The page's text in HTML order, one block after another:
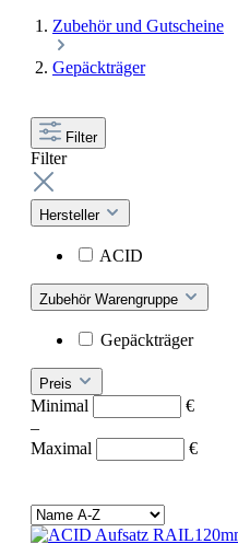
Zubehör und Gutscheine
Gepäckträger
Filter
Filter
Hersteller
ACID
Zubehör Warengruppe
Gepäckträger
Preis
Minimal
€
–
Maximal
€